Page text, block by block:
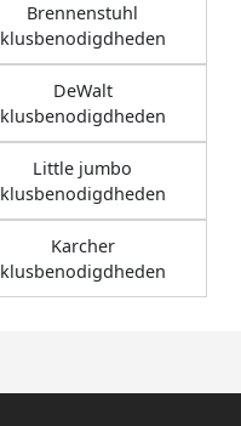
Brennenstuhl
klusbenodigdheden
DeWalt
klusbenodigdheden
Little jumbo
klusbenodigdheden
Karcher
klusbenodigdheden